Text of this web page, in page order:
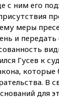
с ним его
меры
и передать
Гусев к
которые
В
для